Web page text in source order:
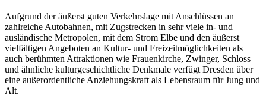
Aufgrund der äußerst guten Verkehrslage mit Anschlüssen an
zahlreiche Autobahnen, mit Zugstrecken in sehr viele in- und
ausländische Metropolen, mit dem Strom Elbe und den äußerst
vielfältigen Angeboten an Kultur- und Freizeitmöglichkeiten als
auch berühmten Attraktionen wie Frauenkirche, Zwinger, Schloss
und ähnliche kulturgeschichtliche Denkmale verfügt Dresden über
eine außerordentliche Anziehungskraft als Lebensraum für Jung und
Alt.